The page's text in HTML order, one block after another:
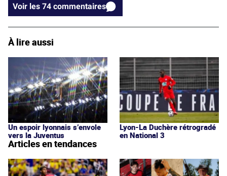
Voir les 74 commentaires
À lire aussi
Un espoir lyonnais s’envole
vers la Juventus
Lyon-La Duchère rétrogradé
en National 3
Articles en tendances